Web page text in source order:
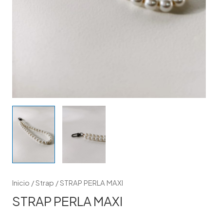
Inicio /Strap / STRAP PERLA MAXI
STRAP PERLA MAXI